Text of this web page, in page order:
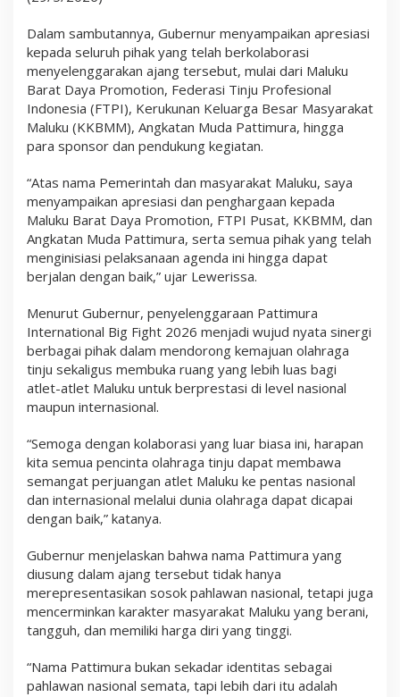
n
t
e
r
n
a
i
o
a
B
i
g
F
i
g
2
0
2
6
d
i
J
a
r
t
a
Dalam sambutannya, Gubernur menyampaikan apresiasi
kepada seluruh pihak yang telah berkolaborasi
menyelenggarakan ajang tersebut, mulai dari Maluku
Barat Daya Promotion, Federasi Tinju Profesional
Indonesia (FTPI), Kerukunan Keluarga Besar Masyarakat
Maluku (KKBMM), Angkatan Muda Pattimura, hingga
para sponsor dan pendukung kegiatan.
“Atas nama Pemerintah dan masyarakat Maluku, saya
menyampaikan apresiasi dan penghargaan kepada
Maluku Barat Daya Promotion, FTPI Pusat, KKBMM, dan
Angkatan Muda Pattimura, serta semua pihak yang telah
menginisiasi pelaksanaan agenda ini hingga dapat
berjalan dengan baik,” ujar Lewerissa.
Menurut Gubernur, penyelenggaraan Pattimura
International Big Fight 2026 menjadi wujud nyata sinergi
berbagai pihak dalam mendorong kemajuan olahraga
tinju sekaligus membuka ruang yang lebih luas bagi
atlet-atlet Maluku untuk berprestasi di level nasional
maupun internasional.
“Semoga dengan kolaborasi yang luar biasa ini, harapan
kita semua pencinta olahraga tinju dapat membawa
semangat perjuangan atlet Maluku ke pentas nasional
dan internasional melalui dunia olahraga dapat dicapai
dengan baik,” katanya.
Gubernur menjelaskan bahwa nama Pattimura yang
diusung dalam ajang tersebut tidak hanya
merepresentasikan sosok pahlawan nasional, tetapi juga
mencerminkan karakter masyarakat Maluku yang berani,
tangguh, dan memiliki harga diri yang tinggi.
“Nama Pattimura bukan sekadar identitas sebagai
pahlawan nasional semata, tapi lebih dari itu adalah